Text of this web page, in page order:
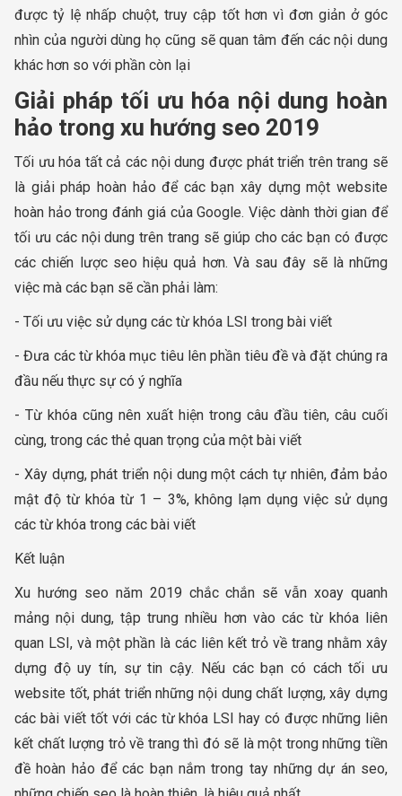
được tỷ lệ nhấp chuột, truy cập tốt hơn vì đơn giản ở góc
nhìn của người dùng họ cũng sẽ quan tâm đến các nội dung
khác hơn so với phần còn lại
Giải pháp tối ưu hóa nội dung hoàn
hảo trong xu hướng seo 2019
Tối ưu hóa tất cả các nội dung được phát triển trên trang sẽ
là giải pháp hoàn hảo để các bạn xây dựng một website
hoàn hảo trong đánh giá của Google. Việc dành thời gian để
tối ưu các nội dung trên trang sẽ giúp cho các bạn có được
các chiến lược seo hiệu quả hơn. Và sau đây sẽ là những
việc mà các bạn sẽ cần phải làm:
- Tối ưu việc sử dụng các từ khóa LSI trong bài viết
- Đưa các từ khóa mục tiêu lên phần tiêu đề và đặt chúng ra
đầu nếu thực sự có ý nghĩa
- Từ khóa cũng nên xuất hiện trong câu đầu tiên, câu cuối
cùng, trong các thẻ quan trọng của một bài viết
- Xây dựng, phát triển nội dung một cách tự nhiên, đảm bảo
mật độ từ khóa từ 1 – 3%, không lạm dụng việc sử dụng
các từ khóa trong các bài viết
Kết luận
Xu hướng seo năm 2019 chắc chắn sẽ vẫn xoay quanh
mảng nội dung, tập trung nhiều hơn vào các từ khóa liên
quan LSI, và một phần là các liên kết trỏ về trang nhằm xây
dựng độ uy tín, sự tin cậy. Nếu các bạn có cách tối ưu
website tốt, phát triển những nội dung chất lượng, xây dựng
các bài viết tốt với các từ khóa LSI hay có được những liên
kết chất lượng trỏ về trang thì đó sẽ là một trong những tiền
đề hoàn hảo để các bạn nắm trong tay những dự án seo,